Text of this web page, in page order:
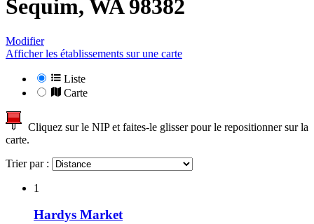
Sequim, WA 98382
Modifier
Afficher les établissements sur une carte
Liste
Carte
Cliquez sur le NIP et faites-le glisser pour le repositionner sur la
carte.
Trier par :
1
Hardys Market